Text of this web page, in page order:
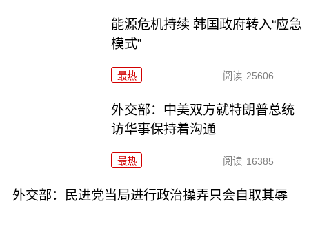
能源危机持续 韩国政府转入“应急
模式”
最热 阅读 25606
外交部：中美双方就特朗普总统
访华事保持着沟通
最热 阅读 16385
外交部：民进党当局进行政治操弄只会自取其辱